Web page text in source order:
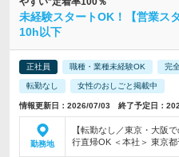
未経験スタートOK！【営業
10h以下
正社員 職種・業種未経験OK 完
転勤なし 女性のおしごと掲載中
情報更新日：2026/07/03 終了予定日：
勤務地
【転勤なし／東京・大阪
行直帰OK ＜本社＞ 東京